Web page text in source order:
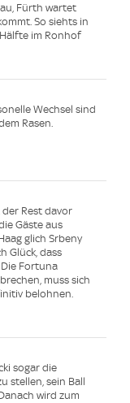
Fürth wartet
So siehts in
im Ronhof
Wechsel sind
Rasen.
Rest davor
Gäste aus
glich Srbeny
Glück, dass
Fortuna
muss sich
belohnen.
sogar die
stellen, sein Ball
wird zum